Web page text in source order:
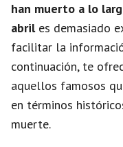
han muerto a lo
abriles demasiado
facilitar la
continuación, te
aquellos famosos
en términos
muerte.